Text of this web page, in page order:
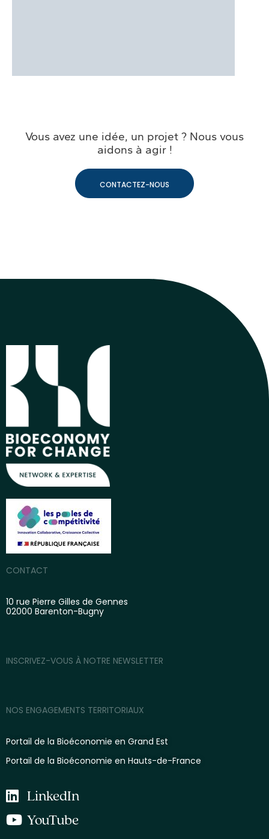
Vous avez une idée, un projet ? Nous vous
aidons à agir !
CONTACTEZ-NOUS
CONTACT
10 rue Pierre Gilles de Gennes
02000 Barenton-Bugny
INSCRIVEZ-VOUS À NOTRE NEWSLETTER
NOS ENGAGEMENTS TERRITORIAUX
Portail de la Bioéconomie en Grand Est
Portail de la Bioéconomie en Hauts-de-France
LinkedIn
YouTube